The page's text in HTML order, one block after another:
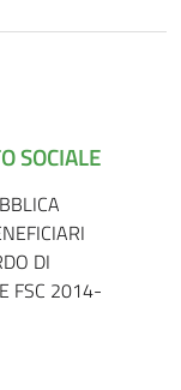
SOCIALE
DI
FSC 2014-